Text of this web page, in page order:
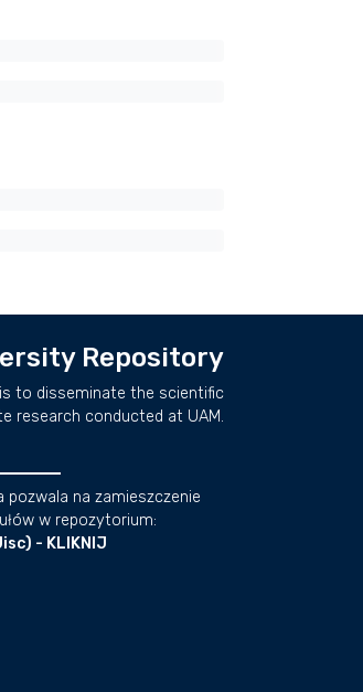
Repository
to disseminate the scientific
research conducted at UAM.
pozwala na zamieszczenie
w repozytorium:
- KLIKNIJ